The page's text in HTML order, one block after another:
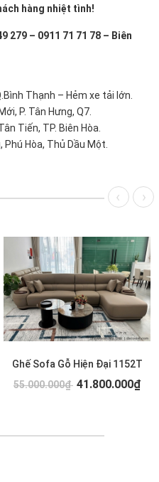
hàng nhiệt tình!
279 – 0911 71 71 78 – Biên
Thạnh – Hẻm xe tải lớn.
P. Tân Hưng, Q7.
Tiến, TP. Biên Hòa.
Phú Hòa, Thủ Dầu Một.
Ghế Sofa Gỗ Hiện Đại 1152T
55.000.000₫ 41.800.000₫